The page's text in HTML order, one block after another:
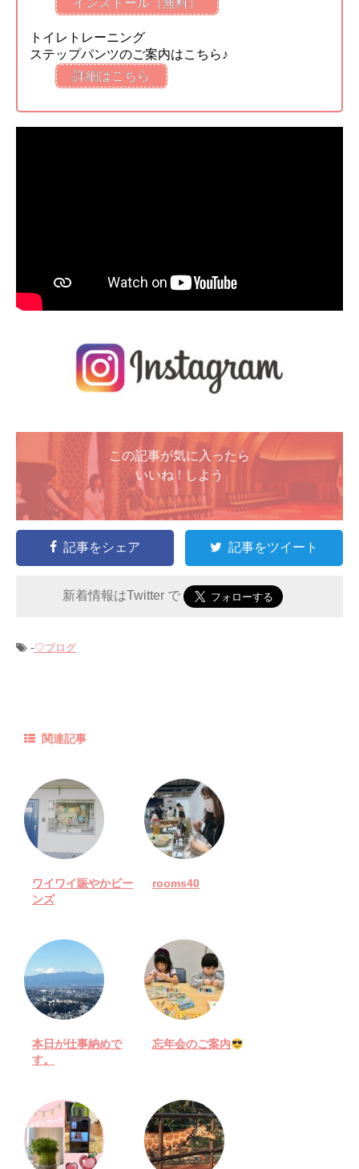
トイレトレーニング
ステップパンツのご案内はこちら♪
詳細はこちら
この記事が気に入ったら
いいね ! しよう
記事をシェア 記事をツイート
新着情報はTwitter で
-♡ブログ
関連記事
ワイワイ賑やかビー
ンズ
rooms40
本日が仕事納めで
す。
忘年会のご案内